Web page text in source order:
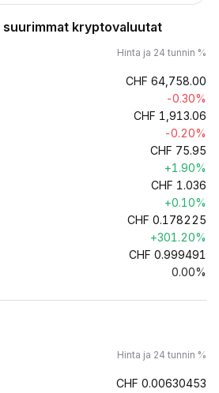
kryptovaluutat
Hinta ja 24 tunnin %
CHF 64,758.00
-0.30%
CHF 1,913.06
-0.20%
CHF 75.95
+1.90%
CHF 1.036
+0.10%
CHF 0.178225
+301.20%
CHF 0.999491
0.00%
Hinta ja 24 tunnin %
CHF 0.00630453